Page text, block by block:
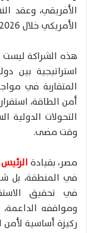
الأفريقي، وعقد
الأمريكي خلال 2026.
هذه الشراكة
استراتيجية بين
المتقاربة في
أمن الطاقة،
التحولات الدولية
وقت مضى.
مصر، بقيادة
في المنطقة، بل
في تحقيق
ومواقفه
ركيزة أساسية